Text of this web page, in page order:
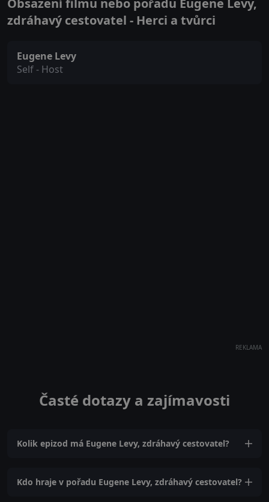
Obsazení filmu nebo pořadu Eugene Levy,
zdráhavý cestovatel - Herci a tvůrci
Eugene Levy
Self - Host
REKLAMA
Časté dotazy a zajímavosti
Kolik epizod má Eugene Levy, zdráhavý cestovatel?
Kdo hraje v pořadu Eugene Levy, zdráhavý cestovatel?